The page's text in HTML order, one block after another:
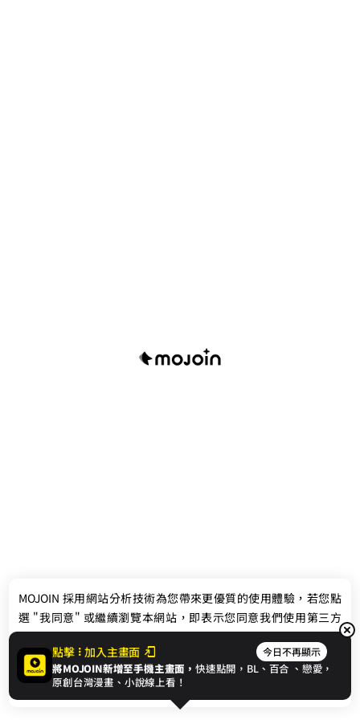
聯絡我們
© 2024 gamania Digital Entertainment Co., Ltd.
點擊 加入主畫面 今日不再顯示
將MOJOIN新增至手機主畫面，快速點開，BL、 百合 、戀愛，
原創台灣漫畫、小說線上看！
MOJOIN 採用網站分析技術為您帶來更優質的使用體驗，若您點
選 "我同意" 或繼續瀏覽本網站，即表示您同意我們使用第三方
Cookie，欲瞭解更多資訊請見隱私權政策。
我同意